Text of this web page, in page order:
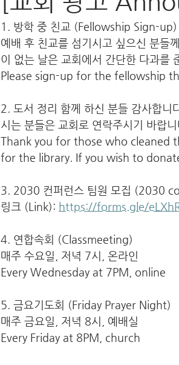
1. 방학 중 친교 (Fellowship Sign-up)
예배 후 친교를 섬기시고 싶으신 분
이 없는 날은 교회에서 간단한 다과를
Please sign-up for the fellowship
2. 도서 정리 함께 하신 분들 감사합니
시는 분들은 교회로 연락주시기 바랍니
Thank you for those who cleaned
for the library. If you wish to
3. 2030 컨퍼런스 팀원 모집 (2030
링크 (Link): https://forms.gle/
4. 연합속회 (Classmeeting)
매주 수요일, 저녁 7시, 온라인
Every Wednesday at 7PM, online
5. 금요기도회 (Friday Prayer Night)
매주 금요일, 저녁 8시, 예배실
Every Friday at 8PM, church